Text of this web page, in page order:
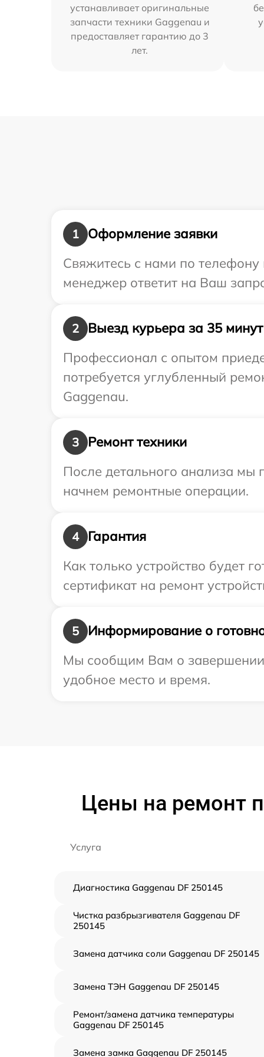
устанавливает оригинальные
запчасти техники Gaggenau и
предоставляет гарантию до 3
лет.
1
Оформление заявки
Свяжитесь с нами по телефону
менеджер ответит на Ваш
2
Выезд курьера за 35 минут
Профессионал с опытом
потребуется углубленный
Gaggenau.
3
Ремонт техники
После детального анализа мы
начнем ремонтные операции.
4
Гарантия
Как только устройство будет
сертификат на ремонт
5
Информирование о
Мы сообщим Вам о завершении
удобное место и время.
Цены на ремонт
Услуга
Диагностика Gaggenau DF 250145
Чистка разбрызгивателя Gaggenau DF
250145
Замена датчика соли Gaggenau DF 250145
Замена ТЭН Gaggenau DF 250145
Ремонт/замена датчика температуры
Gaggenau DF 250145
Замена замка Gaggenau DF 250145